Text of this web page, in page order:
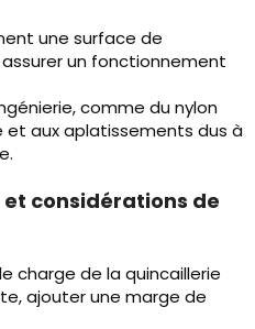
une surface de
un fonctionnement
comme du nylon
et aux aplatissements dus à
considérations de
charge de la quincaillerie
ajouter une marge de